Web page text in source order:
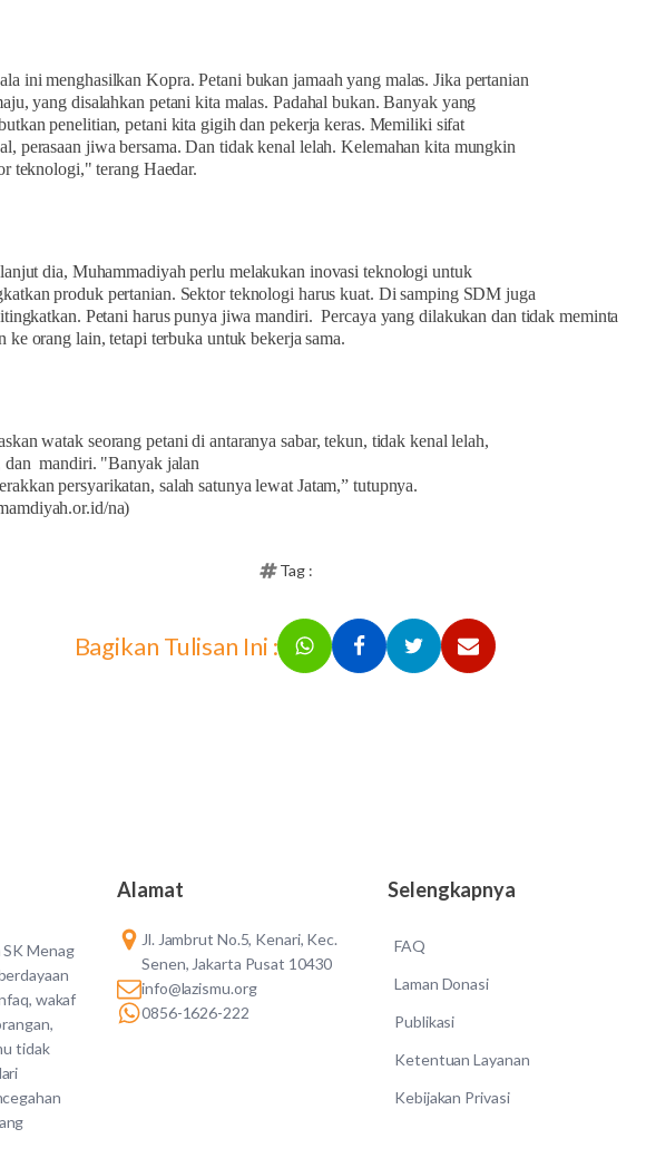
ini menghasilkan Kopra. Petani bukan jamaah yang malas. Jika pertanian
yang disalahkan petani kita malas. Padahal bukan. Banyak yang
penelitian, petani kita gigih dan pekerja keras. Memiliki sifat
perasaan jiwa bersama. Dan tidak kenal lelah. Kelemahan kita mungkin
teknologi," terang Haedar.
dia, Muhammadiyah perlu melakukan inovasi teknologi untuk
produk pertanian. Sektor teknologi harus kuat. Di samping SDM juga
Petani harus punya jiwa mandiri. Percaya yang dilakukan dan tidak meminta
ke orang lain, tetapi terbuka untuk bekerja sama.
watak seorang petani di antaranya sabar, tekun, tidak kenal lelah,
dan mandiri. "Banyak jalan
persyarikatan, salah satunya lewat Jatam,” tutupnya.
na)
Tag :
Bagikan Tulisan Ini :
SK Menag
wakaf
tidak
Alamat
Jl. Jambrut No.5, Kenari, Kec.
Senen, Jakarta Pusat 10430
info@lazismu.org
0856-1626-222
Selengkapnya
FAQ
Laman Donasi
Publikasi
Ketentuan Layanan
Kebijakan Privasi